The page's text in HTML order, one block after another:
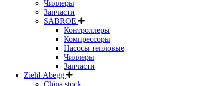
Чиллеры
Запчасти
SABROE
Контроллеры
Компрессоры
Насосы тепловые
Чиллеры
Запчасти
Ziehl-Abegg
China stock